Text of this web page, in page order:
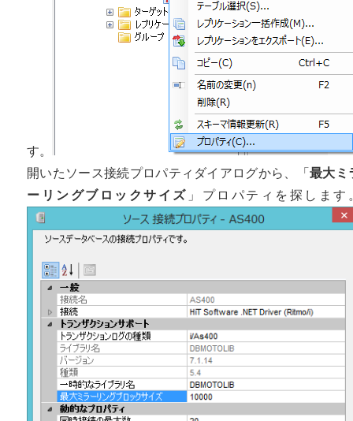
す。
開いたソース接続プロパティダイアログから、「最大ミ
ーリングブロックサイズ 」プロパティを探します